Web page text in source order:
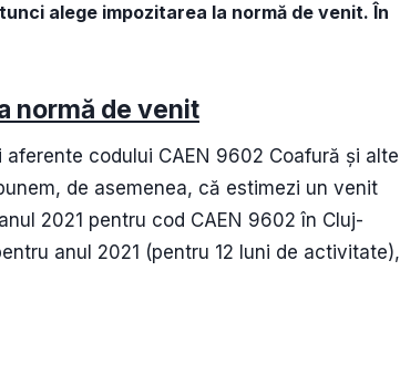
alege impozitarea la normă de venit. În
normă de venit
codului CAEN 9602 Coafură și alte
de asemenea, că estimezi un venit
2021 pentru cod CAEN 9602 în Cluj-
anul 2021 (pentru 12 luni de activitate),